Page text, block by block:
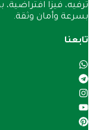
ترفيه، فيزا
بسرعة وأمان وثقة.
تابعنا